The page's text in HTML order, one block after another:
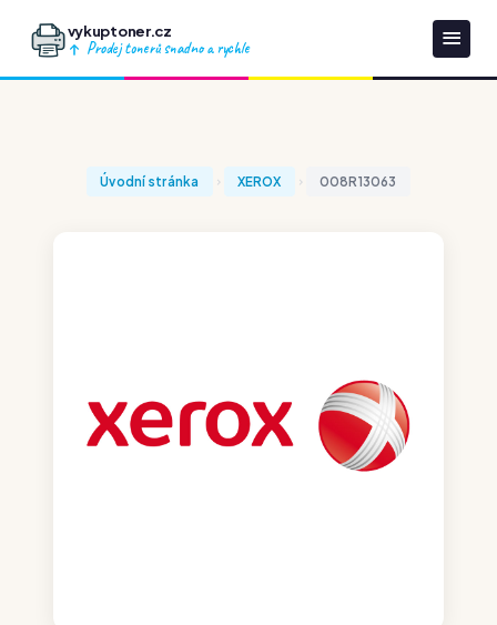
vykuptoner.cz
Prodej tonerů snadno a rychle
Úvodní stránka XEROX 008R13063